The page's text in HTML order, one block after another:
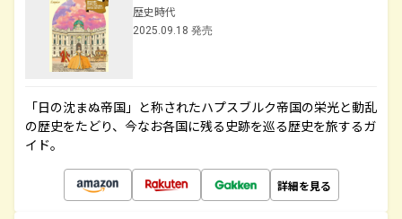
歴史時代
2025.09.18 発売
「日の沈まぬ帝国」と称されたハプスブルク帝国の栄光と動乱
の歴史をたどり、今なお各国に残る史跡を巡る歴史を旅するガ
イド。
詳細を見る